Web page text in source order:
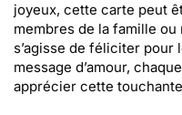
joyeux, cette carte peut
membres de la famille ou
s’agisse de féliciter pour
message d’amour,
apprécier cette